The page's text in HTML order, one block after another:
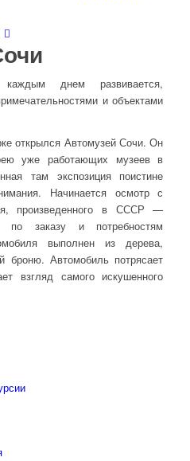
днем развивается,
и объектами
открылся Автомузей Сочи. Он
уже работающих музеев в
там экспозиция поистине
Начинается осмотр с
произведенного в СССР —
по заказу и потребностям
выполнен из дерева,
броню. Автомобиль потрясает
взгляд самого искушенного